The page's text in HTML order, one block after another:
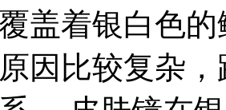
盖着银白色
因比较复杂